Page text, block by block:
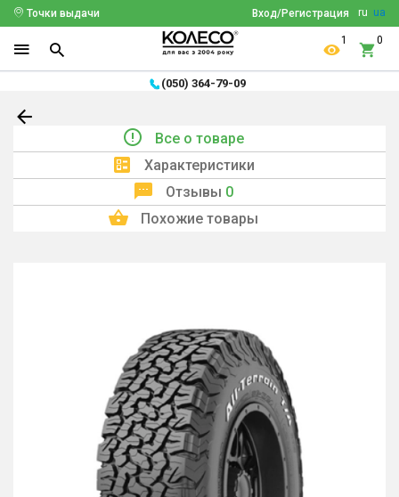
ru ua
Вход/Регистрация
Точки выдачи
1 0
(050) 364-79-09
Все о товаре
Характеристики
Отзывы 0
Похожие товары